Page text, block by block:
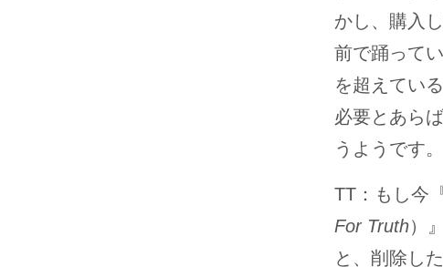
かし、購入
前で踊って
を超えてい
必要とあら
うようです。
TT：もし今
For Truth）
と、削除し